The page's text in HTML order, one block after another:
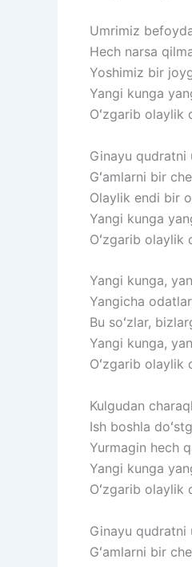
Umrimiz
Hech narsa
Yoshimiz bir
Yangi kunga
Oʻzgarib olaylik
Ginayu qudratni
Gʻamlarni bir
Olaylik endi bir
Yangi kunga
Oʻzgarib olaylik
Yangi kunga,
Yangicha
Bu soʻzlar,
Yangi kunga,
Oʻzgarib olaylik
Kulgudan
Ish boshla
Yurmagin hech
Yangi kunga
Oʻzgarib olaylik
Ginayu qudratni
Gʻamlarni bir